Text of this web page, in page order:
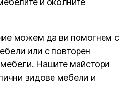
и околните
можем да ви помогнем с
или с повторен
Нашите майстори
видове мебели и